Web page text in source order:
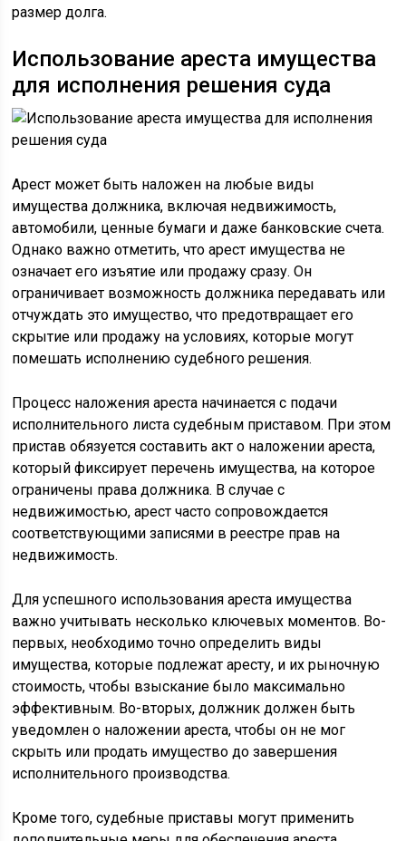
размер долга.
Использование ареста имущества
для исполнения решения суда
Арест может быть наложен на любые виды
имущества должника, включая недвижимость,
автомобили, ценные бумаги и даже банковские счета.
Однако важно отметить, что арест имущества не
означает его изъятие или продажу сразу. Он
ограничивает возможность должника передавать или
отчуждать это имущество, что предотвращает его
скрытие или продажу на условиях, которые могут
помешать исполнению судебного решения.
Процесс наложения ареста начинается с подачи
исполнительного листа судебным приставом. При этом
пристав обязуется составить акт о наложении ареста,
который фиксирует перечень имущества, на которое
ограничены права должника. В случае с
недвижимостью, арест часто сопровождается
соответствующими записями в реестре прав на
недвижимость.
Для успешного использования ареста имущества
важно учитывать несколько ключевых моментов. Во-
первых, необходимо точно определить виды
имущества, которые подлежат аресту, и их рыночную
стоимость, чтобы взыскание было максимально
эффективным. Во-вторых, должник должен быть
уведомлен о наложении ареста, чтобы он не мог
скрыть или продать имущество до завершения
исполнительного производства.
Кроме того, судебные приставы могут применить